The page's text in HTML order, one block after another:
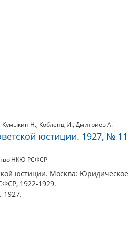
Кумыкин Н., Кобленц И., Дмитриев А.
юстиции. 1927, № 11
НКЮ РСФСР
юстиции. Москва: Юридическое
1922-1929.
1927.